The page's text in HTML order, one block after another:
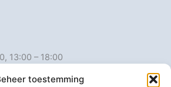
toestemming
13:00 – 18:00